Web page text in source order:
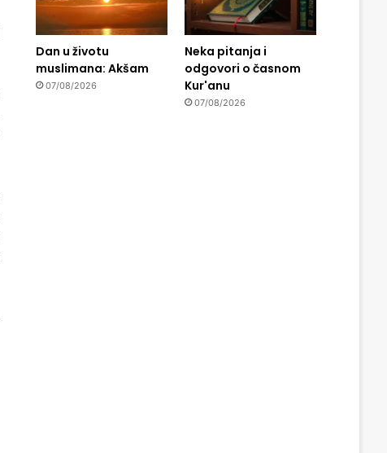
Dan u životu
muslimana: Akšam
07/08/2026
Neka pitanja i
odgovori o časnom
Kur'anu
07/08/2026